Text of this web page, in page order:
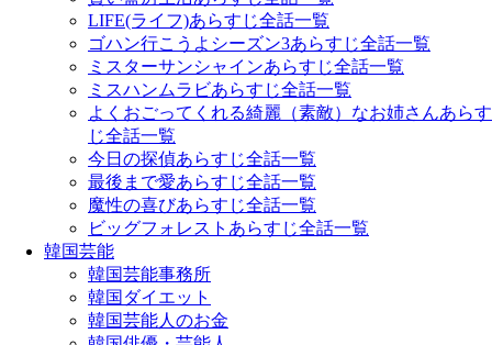
LIFE(ライフ)あらすじ全話一覧
ゴハン行こうよシーズン3あらすじ全話一覧
ミスターサンシャインあらすじ全話一覧
ミスハンムラビあらすじ全話一覧
よくおごってくれる綺麗（素敵）なお姉さんあらす
じ全話一覧
今日の探偵あらすじ全話一覧
最後まで愛あらすじ全話一覧
魔性の喜びあらすじ全話一覧
ビッグフォレストあらすじ全話一覧
韓国芸能
韓国芸能事務所
韓国ダイエット
韓国芸能人のお金